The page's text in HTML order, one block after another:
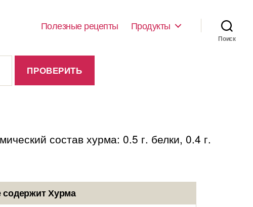
Полезные рецепты Продукты
Поиск
состав хурма: 0.5 г. белки, 0.4 г.
Хурма